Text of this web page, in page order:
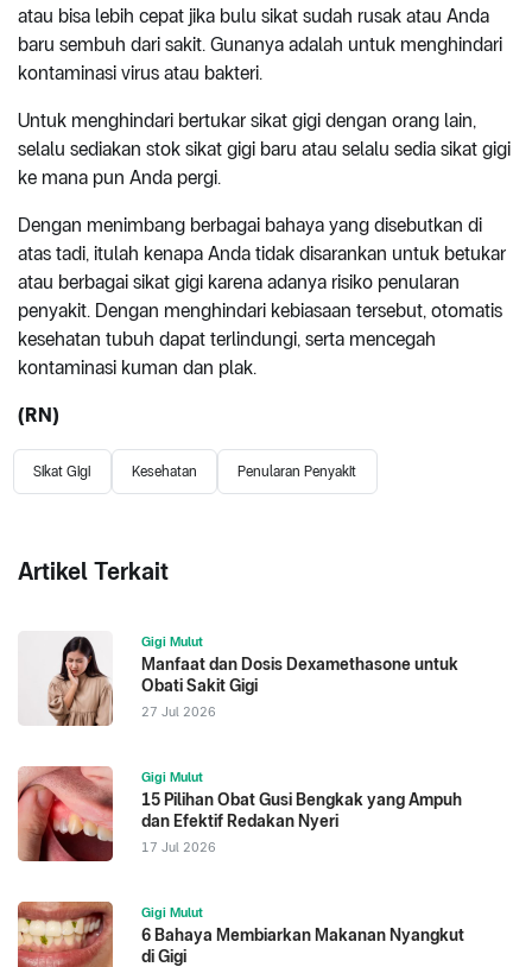
atau bisa lebih cepat jika bulu sikat sudah rusak atau Anda
baru sembuh dari sakit. Gunanya adalah untuk menghindari
kontaminasi virus atau bakteri.
Untuk menghindari bertukar sikat gigi dengan orang lain,
selalu sediakan stok sikat gigi baru atau selalu sedia sikat gigi
ke mana pun Anda pergi.
Dengan menimbang berbagai bahaya yang disebutkan di
atas tadi, itulah kenapa Anda tidak disarankan untuk betukar
atau berbagai sikat gigi karena adanya risiko penularan
penyakit. Dengan menghindari kebiasaan tersebut, otomatis
kesehatan tubuh dapat terlindungi, serta mencegah
kontaminasi kuman dan plak.
(RN)
Sikat Gigi Kesehatan Penularan Penyakit
Artikel Terkait
Gigi Mulut
Manfaat dan Dosis Dexamethasone untuk
Obati Sakit Gigi
27 Jul 2026
Gigi Mulut
15 Pilihan Obat Gusi Bengkak yang Ampuh
dan Efektif Redakan Nyeri
17 Jul 2026
Gigi Mulut
6 Bahaya Membiarkan Makanan Nyangkut
di Gigi